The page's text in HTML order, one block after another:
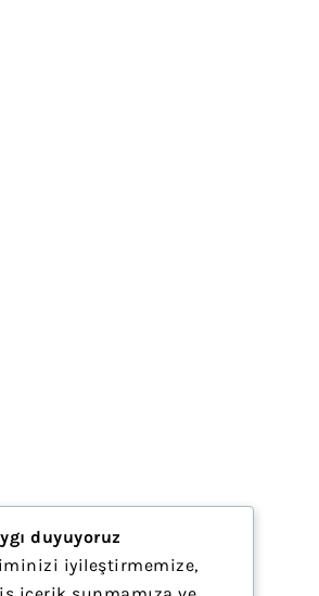
duyuyoruz
iyileştirmemize,